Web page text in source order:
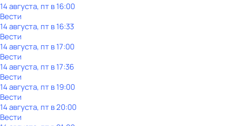
14 августа, пт в 16:00
Вести
14 августа, пт в 16:33
Вести
14 августа, пт в 17:00
Вести
14 августа, пт в 17:36
Вести
14 августа, пт в 19:00
Вести
14 августа, пт в 20:00
Вести